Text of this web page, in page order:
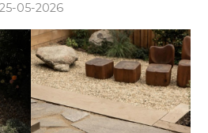
25-05-2026